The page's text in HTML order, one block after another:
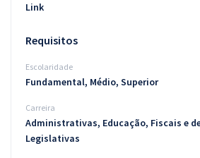
Link
Requisitos
Escolaridade
Fundamental, Médio, Superior
Carreira
Administrativas, Educação, Fiscais e
Legislativas